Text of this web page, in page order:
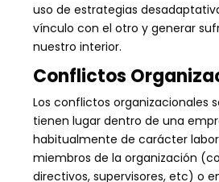
uso de estrategias
vínculo con el otro y generar
nuestro interior.
Conflictos
Los conflictos organizacionales
tienen lugar dentro de una
habitualmente de carácter
miembros de la organización
directivos, supervisores, etc) o